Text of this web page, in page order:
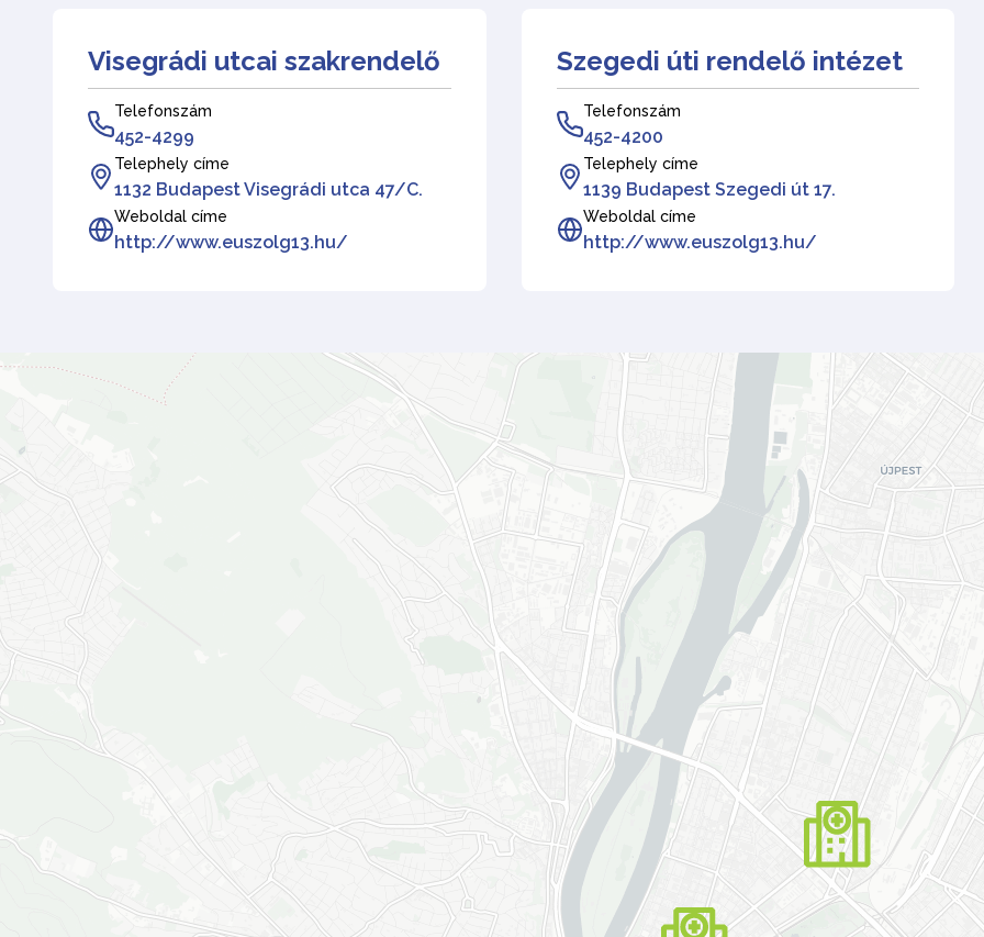
Visegrádi utcai szakrendelő
Telefonszám
452-4299
Telephely címe
1132 Budapest Visegrádi utca 47/C.
Weboldal címe
http://www.euszolg13.hu/
Szegedi úti rendelő intézet
Telefonszám
452-4200
Telephely címe
1139 Budapest Szegedi út 17.
Weboldal címe
http://www.euszolg13.hu/